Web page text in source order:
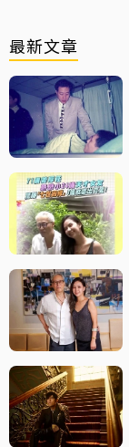
最新文章